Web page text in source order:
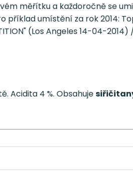
měřítku a každoročně se
umístění za rok 2014:
(Los Angeles 14-04-
Acidita 4 %. Obsahuje